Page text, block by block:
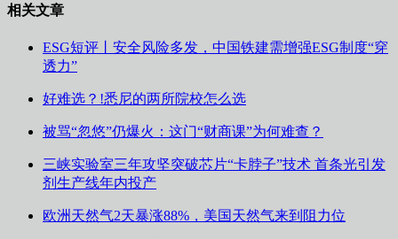
相关文章
ESG短评丨安全风险多发，中国铁建需增强ESG制度“穿
透力”
好难选？!悉尼的两所院校怎么选
被骂“忽悠”仍爆火：这门“财商课”为何难查？
三峡实验室三年攻坚突破芯片“卡脖子”技术 首条光引发
剂生产线年内投产
欧洲天然气2天暴涨88%，美国天然气来到阻力位